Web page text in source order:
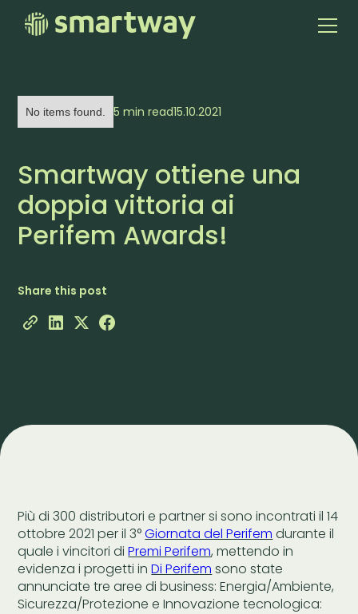
No items found. 5 min read15.10.2021
Smartway ottiene una
doppia vittoria ai
Perifem Awards!
Share this post
Più di 300 distributori e partner si sono incontrati il 14
ottobre 2021 per il 3°Giornata del Perifem durante il
quale i vincitori diPremi Perifem, mettendo in
evidenza i progetti inDi Perifem sono state
annunciate tre aree di business: Energia/Ambiente,
Sicurezza/Protezione e Innovazione tecnologica: